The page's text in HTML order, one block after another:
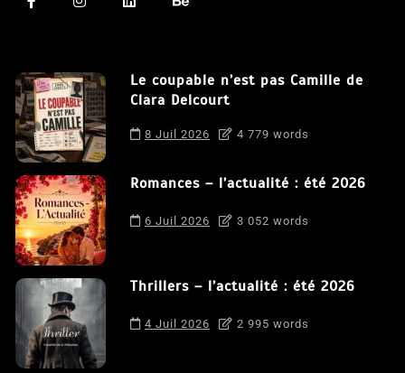
Le coupable n’est pas Camille de
Clara Delcourt
8 Juil 2026 4 779 words
Romances – l’actualité : été 2026
6 Juil 2026 3 052 words
Thrillers – l’actualité : été 2026
4 Juil 2026 2 995 words